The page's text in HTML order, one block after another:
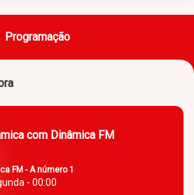
Programação
com Dinâmica FM
FM - A número 1
- 00:00